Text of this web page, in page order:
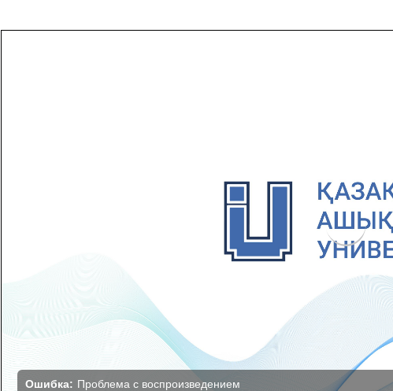
Ошибка: Проблема с воспроизведением